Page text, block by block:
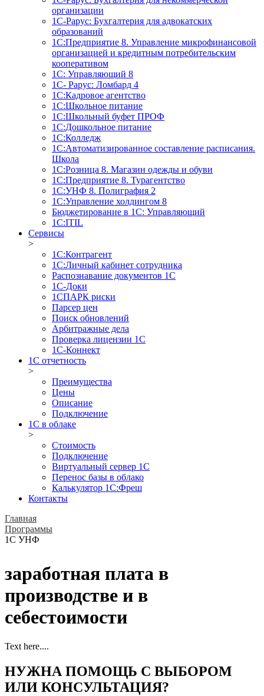
организации
1С-Рарус: Бухгалтерия для адвокатских
образований
1С:Предприятие 8. Управление микрофинансовой
организацией и кредитным потребительским
кооперативом
1С: Управляющий 8
1С- Рарус: Ломбард 4
1С:Кадровое агентство
1С:Школьное питание
1С:Школьный буфет ПРОФ
1C:Дошкольное питание
1С:Колледж
1С:Автоматизированное составление расписания.
Школа
1С:Розница 8. Магазин одежды и обуви
1С:Предприятие 8. Турагентство
1С:УНФ 8. Полиграфия 2
1С:Управление холдингом 8
Бюджетирование в 1С: Управляющий
1С:ITIL
Сервисы
>
1C:Контрагент
1С:Личный кабинет сотрудника
Распознавание документов 1С
1С-Доки
1CПАРК риски
Парсер цен
Поиск обновлений
Арбитражные дела
Проверка лицензии 1С
1С-Коннект
1C отчетность
>
Преимущества
Цены
Описание
Подключение
1С в облаке
>
Стоимость
Подключение
Виртуальный сервер 1С
Перенос базы в облако
Калькулятор 1С:Фреш
Контакты
Главная
Программы
1С УНФ
заработная плата в
производстве и в
себестоимости
Text here....
НУЖНА ПОМОЩЬ С ВЫБОРОМ
ИЛИ КОНСУЛЬТАЦИЯ?